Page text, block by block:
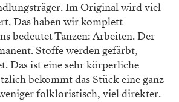
Im Original wird viel
Das haben wir komplett
bedeutet Tanzen: Arbeiten. Der
Stoffe werden gefärbt,
Das ist eine sehr körperliche
bekommt das Stück eine ganz
folkloristisch, viel direkter.